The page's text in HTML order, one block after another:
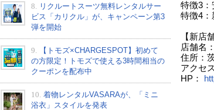
8.
リクルートスーツ無料レンタルサー
ビス「カリクル」が、キャンペーン第3
弾を開始
9.
【トモズ×CHARGESPOT】初めて
の方限定！トモズで使える3時間相当の
クーポンを配布中
10. 着物レンタルVASARAが、「ミニ
浴衣」スタイルを発表
特徴3：
特徴4：
【新店
店舗名
住所：
アクセ
HP：